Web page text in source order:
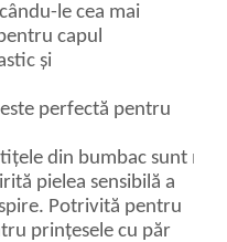
le cea mai
capul
și
perfectă pentru
din bumbac sunt moi
pielea sensibilă a
Potrivită pentru
prințesele cu păr